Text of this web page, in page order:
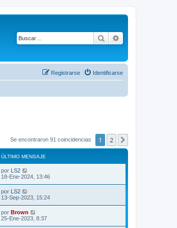
Buscar
Identificarse
Registrarse
Se encontraron 91 coincidencias 1 2
ÚLTIMO MENSAJE
Ú
m
o
m
e
n
s
por LS2
18-Ene-2024, 13:46
Ú
m
o
por LS2
13-Sep-2023, 15:24
Ú
l
por Brown
25-Ene-2023, 8:37